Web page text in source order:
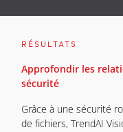
RÉSULTATS
Approfondir les
sécurité
Grâce à une sécurité
de fichiers, TrendAI